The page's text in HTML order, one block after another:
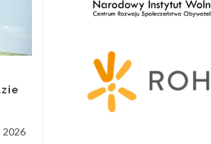
2026
W sobotę 16 maja 2026
Łódzkiej ZHP odbyło się
coroczne spotkanie
Muzeów”,
Chorągiew i ZHP